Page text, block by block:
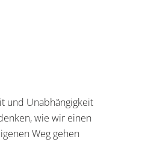
und Unabhängigkeit
wie wir einen
Weg gehen